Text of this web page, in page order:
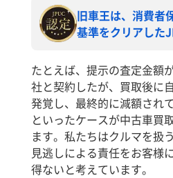
旧車王は、消費者
基準をクリアした
たとえば、提示の査定金額
社と契約したが、買取後に
発覚し、最終的に減額され
といったケースが中古車買
ます。私たちはクルマを扱
見逃しによる責任をお客様
得ないと考えています。